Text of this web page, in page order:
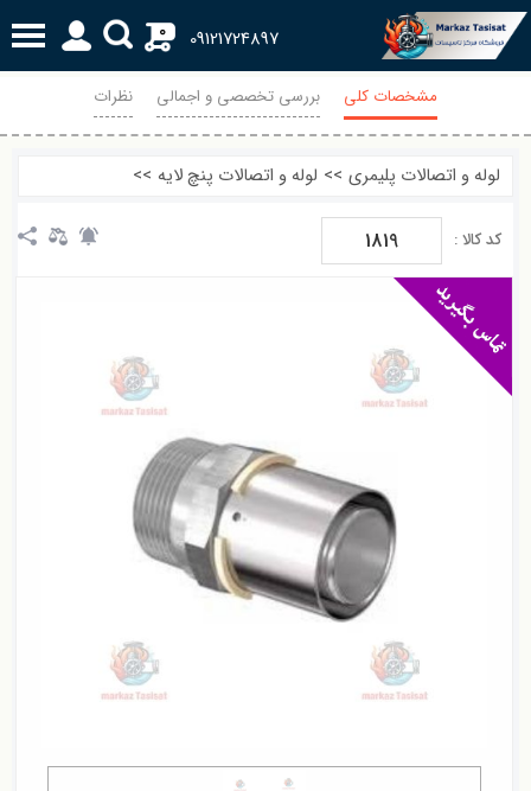
09121724897
0
مشخصات کلی بررسی تخصصی و اجمالی نظرات
لوله و اتصالات پلیمری >> لوله و اتصالات پنچ لایه >>
کد کالا : 1819